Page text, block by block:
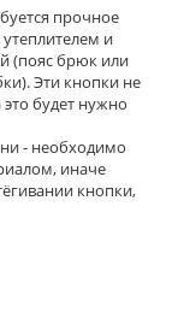
прочное
и
(пояс брюк или
Эти кнопки не
это будет нужно
- необходимо
иначе
кнопки,